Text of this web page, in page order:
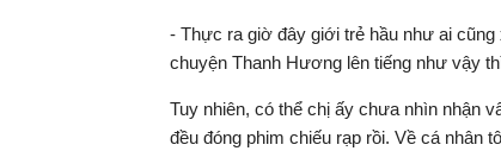
- Thực ra giờ đây giới trẻ hầu như ai
chuyện Thanh Hương lên tiếng như vậy
Tuy nhiên, có thể chị ấy chưa nhìn nhận
đều đóng phim chiếu rạp rồi. Về cá nhân